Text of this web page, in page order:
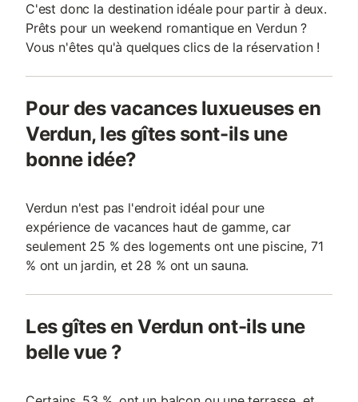
C'est donc la destination idéale pour partir à deux.
Prêts pour un weekend romantique en Verdun ?
Vous n'êtes qu'à quelques clics de la réservation !
Pour des vacances luxueuses en
Verdun, les gîtes sont-ils une
bonne idée?
Verdun n'est pas l'endroit idéal pour une
expérience de vacances haut de gamme, car
seulement 25 % des logements ont une piscine, 71
% ont un jardin, et 28 % ont un sauna.
Les gîtes en Verdun ont-ils une
belle vue ?